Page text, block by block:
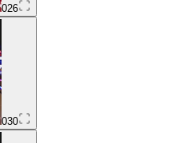
026
030